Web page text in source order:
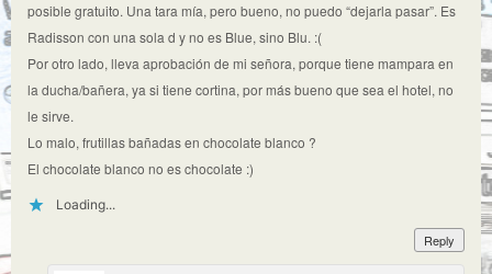
posible gratuito. Una tara mía, pero bueno, no puedo “dejarla pasar”. Es
Radisson con una sola d y no es Blue, sino Blu. :(
Por otro lado, lleva aprobación de mi señora, porque tiene mampara en
la ducha/bañera, ya si tiene cortina, por más bueno que sea el hotel, no
le sirve.
Lo malo, frutillas bañadas en chocolate blanco ?
El chocolate blanco no es chocolate :)
Loading...
Reply